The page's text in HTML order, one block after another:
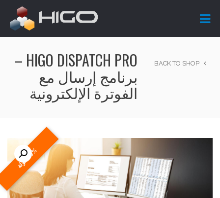
HIGO DISPATCH PRO –
برنامج إرسال مع
الفوترة الإلكترونية
0
%
ع
م
و
ل
ة